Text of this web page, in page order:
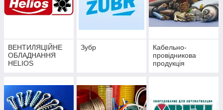
ВЕНТИЛЯЦІЙНЕ
ОБЛАДНАННЯ
HELIOS
Зубр
Кабельно-
провідникова
продукція